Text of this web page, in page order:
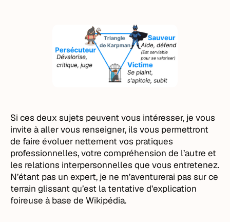
Si ces deux sujets peuvent vous intéresser, je vous
invite à aller vous renseigner, ils vous permettront
de faire évoluer nettement vos pratiques
professionnelles, votre compréhension de l’autre et
les relations interpersonnelles que vous entretenez.
N’étant pas un expert, je ne m’aventurerai pas sur ce
terrain glissant qu’est la tentative d’explication
foireuse à base de Wikipédia.